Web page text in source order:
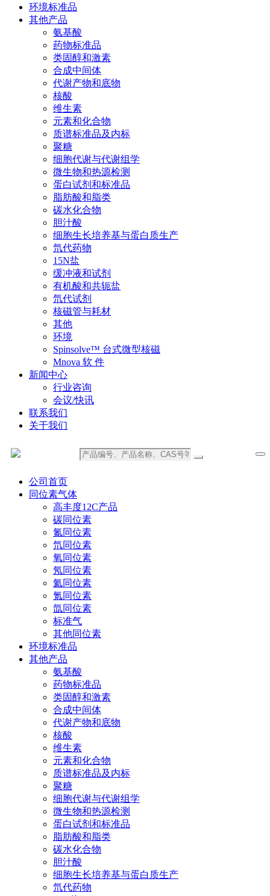
环境标准品
其他产品
氨基酸
药物标准品
类固醇和激素
合成中间体
代谢产物和底物
核酸
维生素
元素和化合物
质谱标准品及内标
聚糖
细胞代谢与代谢组学
微生物和热源检测
蛋白试剂和标准品
脂肪酸和脂类
碳水化合物
胆汁酸
细胞生长培养基与蛋白质生产
氘代药物
15N盐
缓冲液和试剂
有机酸和共轭盐
氘代试剂
核磁管与耗材
其他
环境
Spinsolve™ 台式微型核磁
Mnova 软 件
新闻中心
行业咨询
会议/快讯
联系我们
关于我们
公司首页
同位素气体
高丰度12C产品
碳同位素
氮同位素
氘同位素
氧同位素
氖同位素
氦同位素
氪同位素
氙同位素
标准气
其他同位素
环境标准品
其他产品
氨基酸
药物标准品
类固醇和激素
合成中间体
代谢产物和底物
核酸
维生素
元素和化合物
质谱标准品及内标
聚糖
细胞代谢与代谢组学
微生物和热源检测
蛋白试剂和标准品
脂肪酸和脂类
碳水化合物
胆汁酸
细胞生长培养基与蛋白质生产
氘代药物